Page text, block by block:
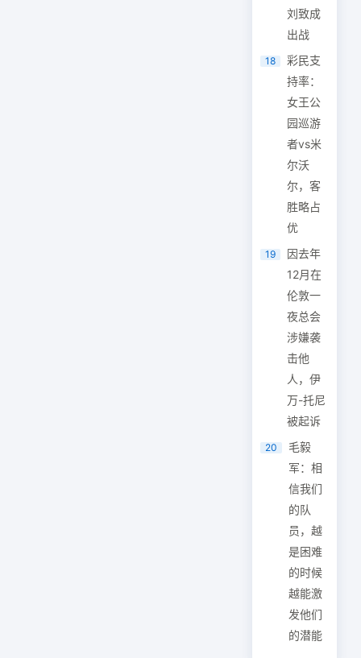
刘致成
出战
18
彩民支
持率：
女王公
园巡游
者vs米
尔沃
尔，客
胜略占
优
19
因去年
12月在
伦敦一
夜总会
涉嫌袭
击他
人，伊
万-托尼
被起诉
20
毛毅
军：相
信我们
的队
员，越
是困难
的时候
越能激
发他们
的潜能